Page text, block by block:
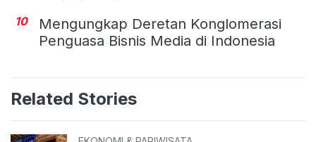
10
Mengungkap Deretan Konglomerasi
Penguasa Bisnis Media di Indonesia
Related Stories